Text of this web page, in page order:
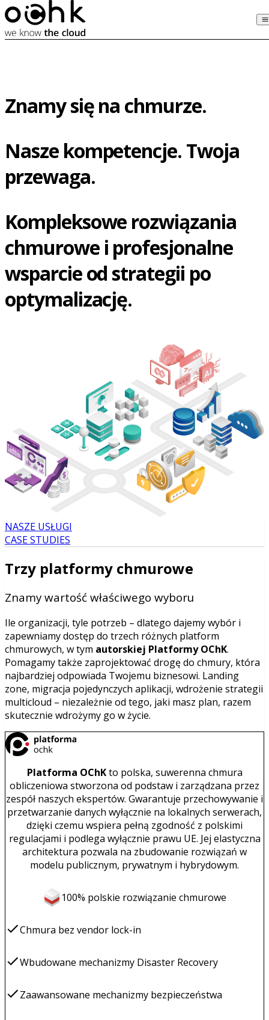
Znamy się na chmurze.
Nasze kompetencje. Twoja
przewaga.
Kompleksowe rozwiązania
chmurowe i profesjonalne
wsparcie od strategii po
optymalizację.
NASZE USŁUGI
CASE STUDIES
Trzy platformy chmurowe
Znamy wartość właściwego wyboru
Ile organizacji, tyle potrzeb – dlatego dajemy wybór i
zapewniamy dostęp do trzech różnych platform
chmurowych, w tym autorskiej Platformy OChK.
Pomagamy także zaprojektować drogę do chmury, która
najbardziej odpowiada Twojemu biznesowi. Landing
zone, migracja pojedynczych aplikacji, wdrożenie strategii
multicloud – niezależnie od tego, jaki masz plan, razem
skutecznie wdrożymy go w życie.
Platforma OChKto polska, suwerenna chmura
obliczeniowa stworzona od podstaw i zarządzana przez
zespół naszych ekspertów. Gwarantuje przechowywanie i
przetwarzanie danych wyłącznie na lokalnych serwerach,
dzięki czemu wspiera pełną zgodność z polskimi
regulacjami i podlega wyłącznie prawu UE. Jej elastyczna
architektura pozwala na zbudowanie rozwiązań w
modelu publicznym, prywatnym i hybrydowym.
100% polskie rozwiązanie chmurowe
Chmura bez vendor lock-in
Wbudowane mechanizmy Disaster Recovery
Zaawansowane mechanizmy bezpieczeństwa